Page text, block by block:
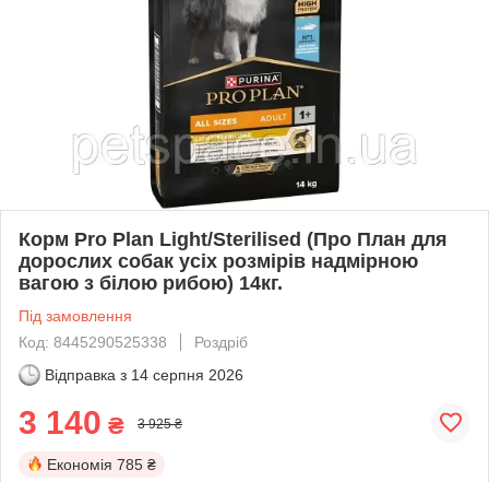
Корм Pro Plan Light/Sterilised (Про План для
дорослих собак усіх розмірів надмірною
вагою з білою рибою) 14кг.
Під замовлення
Код: 8445290525338
Роздріб
Відправка з 14 серпня 2026
3 140 ₴ 3 925 ₴
Економія 785 ₴